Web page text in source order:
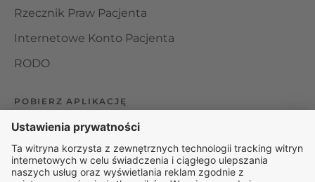
Rzecznik Praw Pacjenta
Internetowe Konto Pacjenta
RODO
POBIERZ APLIKACJĘ
Organizator udzielania świadczeń telemedycznych jest